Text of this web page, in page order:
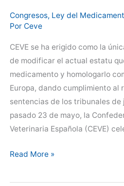
Congresos, Ley del
Por Ceve
CEVE se ha erigido como la
de modificar el actual estatu
medicamento y homologarlo
Europa, dando cumplimiento al
sentencias de los tribunales de
pasado 23 de mayo, la
Veterinaria Española (CEVE)
La
Empresarial
Read More »